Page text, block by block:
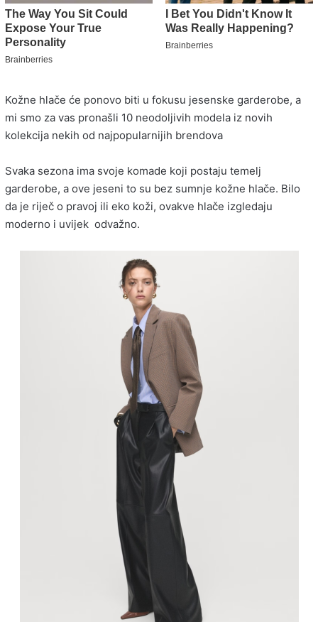
Kožne hlače će ponovo biti u fokusu jesenske garderobe, a
mi smo za vas pronašli 10 neodoljivih modela iz novih
kolekcija nekih od najpopularnijih brendova
Svaka sezona ima svoje komade koji postaju temelj
garderobe, a ove jeseni to su bez sumnje kožne hlače. Bilo
da je riječ o pravoj ili eko koži, ovakve hlače izgledaju
moderno i uvijek odvažno.